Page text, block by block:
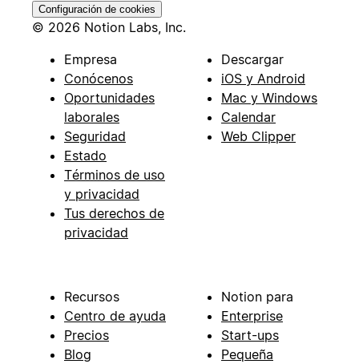
Configuración de cookies
© 2026 Notion Labs, Inc.
Empresa
Conócenos
Oportunidades
laborales
Seguridad
Estado
Términos de uso
y privacidad
Tus derechos de
privacidad
Descargar
iOS y Android
Mac y Windows
Calendar
Web Clipper
Recursos
Centro de ayuda
Precios
Blog
Notion para
Enterprise
Start-ups
Pequeña